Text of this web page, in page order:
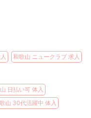
和歌山 ニュークラブ 求人
日払い可 体入
山 30代活躍中 体入